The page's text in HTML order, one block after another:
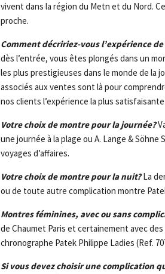
vivent dans la région du Metn et du Nord.
proche.
Comment décririez-vous l’expérience de
dès l’entrée, vous êtes plongés dans un
les plus prestigieuses dans le monde de la
associés aux ventes sont là pour
nos clients l’expérience la plus
Votre choix de montre pour la journée?
une journée à la plage ou A. Lange &
voyages d’affaires.
Votre choix de montre pour la nuit?La
ou de toute autre complication montre
Montres féminines, avec ou sans
de Chaumet Paris et certainement avec
chronographe Patek Philippe Ladies (Ref.
Si vous devez choisir une complication